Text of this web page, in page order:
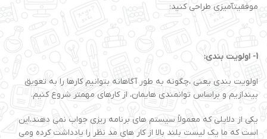
موفقیتآمیزی طراحی کنید:
1
- اولویت بندی:
اولویت بندی یعنی ،چگونه به طور آگاهانه بتوانیم کارها را به تعویق
بیندازیم و براساس توانمندی هایمان، از کارهای مهمتر شروع کنیم.
یکی از دلایلی که معمولاً سیستم های برنامه ریزی جواب نمی دهند،این
است که ما یک لیست بلند بالا از کار های مد نظر را یادداشت کرده ومی